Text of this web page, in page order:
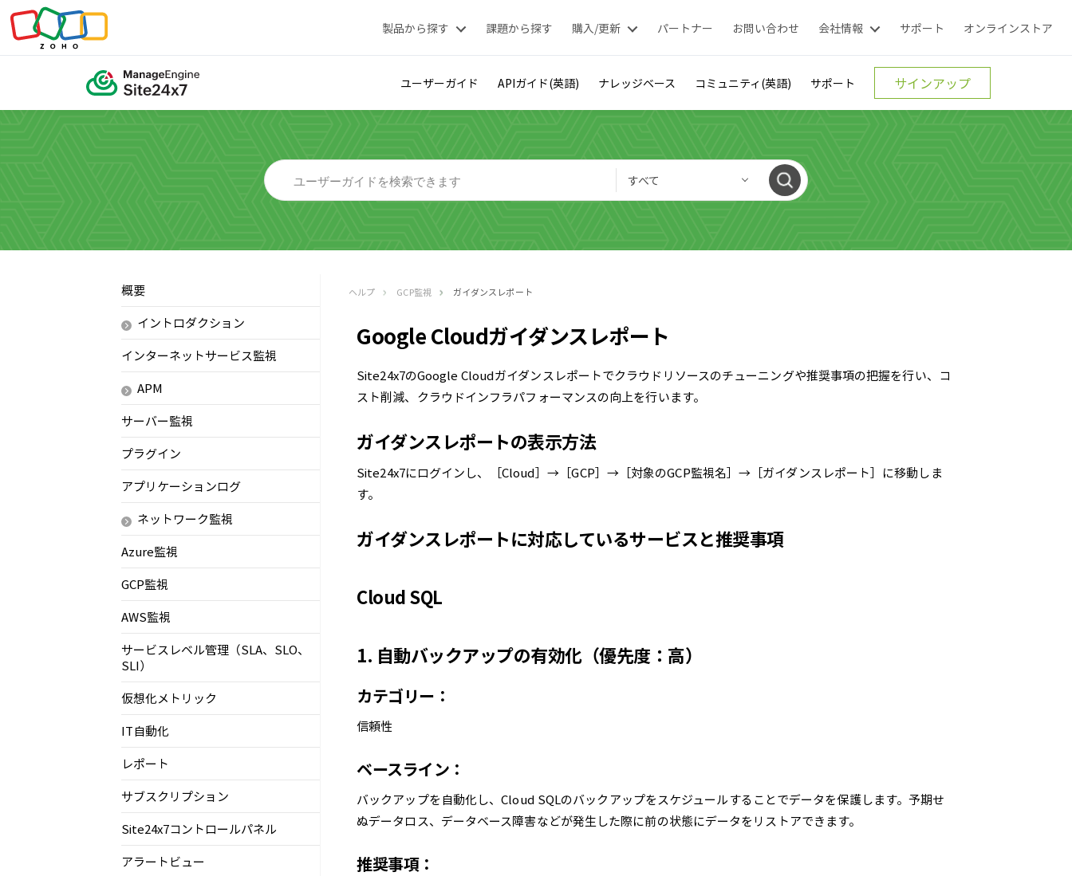
製品から探す 課題から探す 購入/更新 パートナー お問い合わせ 会社情報 サポート オンラインストア
ユーザーガイド APIガイド(英語) ナレッジベース コミュニティ(英語) サポート サインアップ
すべて
概要
イントロダクション
インターネットサービス監視
APM
サーバー監視
プラグイン
アプリケーションログ
ネットワーク監視
Azure監視
GCP監視
AWS監視
サービスレベル管理（SLA、SLO、
SLI）
仮想化メトリック
IT自動化
レポート
サブスクリプション
Site24x7コントロールパネル
アラートビュー
ヘルプ GCP監視 ガイダンスレポート
Google Cloudガイダンスレポート
Site24x7のGoogle Cloudガイダンスレポートでクラウドリソースのチューニングや推奨事項の把握を行い、コ
スト削減、クラウドインフラパフォーマンスの向上を行います。
ガイダンスレポートの表示方法
Site24x7にログインし、［Cloud］→［GCP］→［対象のGCP監視名］→［ガイダンスレポート］に移動しま
す。
ガイダンスレポートに対応しているサービスと推奨事項
Cloud SQL
1. 自動バックアップの有効化（優先度：高）
カテゴリー：
信頼性
ベースライン：
バックアップを自動化し、Cloud SQLのバックアップをスケジュールすることでデータを保護します。予期せ
ぬデータロス、データベース障害などが発生した際に前の状態にデータをリストアできます。
推奨事項：